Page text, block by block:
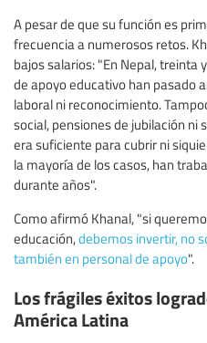
A pesar de que su función es
frecuencia a numerosos retos.
bajos salarios: "En Nepal, treinta
de apoyo educativo han pasado
laboral ni reconocimiento.
social, pensiones de jubilación ni
era suficiente para cubrir ni
la mayoría de los casos, han
durante años".
Como afirmó Khanal, "si
educación,debemos invertir, no
también en personal de apoyo".
Los frágiles éxitos
América Latina